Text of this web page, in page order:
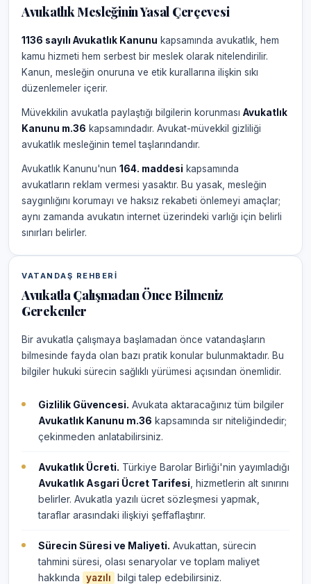
Avukatlık Mesleğinin Yasal Çerçevesi
1136 sayılı Avukatlık Kanunu kapsamında avukatlık, hem
kamu hizmeti hem serbest bir meslek olarak nitelendirilir.
Kanun, mesleğin onuruna ve etik kurallarına ilişkin sıkı
düzenlemeler içerir.
Müvekkilin avukatla paylaştığı bilgilerin korunması Avukatlık
Kanunu m.36 kapsamındadır. Avukat-müvekkil gizliliği
avukatlık mesleğinin temel taşlarındandır.
Avukatlık Kanunu'nun 164. maddesi kapsamında
avukatların reklam vermesi yasaktır. Bu yasak, mesleğin
saygınlığını korumayı ve haksız rekabeti önlemeyi amaçlar;
aynı zamanda avukatın internet üzerindeki varlığı için belirli
sınırları belirler.
VATANDAŞ REHBERI
Avukatla Çalışmadan Önce Bilmeniz
Gerekenler
Bir avukatla çalışmaya başlamadan önce vatandaşların
bilmesinde fayda olan bazı pratik konular bulunmaktadır. Bu
bilgiler hukuki sürecin sağlıklı yürümesi açısından önemlidir.
Gizlilik Güvencesi. Avukata aktaracağınız tüm bilgiler
Avukatlık Kanunu m.36 kapsamında sır niteliğindedir;
çekinmeden anlatabilirsiniz.
Avukatlık Ücreti. Türkiye Barolar Birliği'nin yayımladığı
Avukatlık Asgari Ücret Tarifesi , hizmetlerin alt sınırını
belirler. Avukatla yazılı ücret sözleşmesi yapmak,
taraflar arasındaki ilişkiyi şeffaflaştırır.
Sürecin Süresi ve Maliyeti. Avukattan, sürecin
tahmini süresi, olası senaryolar ve toplam maliyet
hakkında
yazılı bilgi talep edebilirsiniz.